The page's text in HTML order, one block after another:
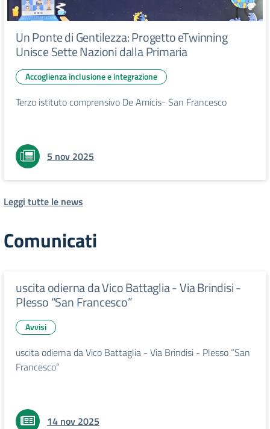
Un Ponte di Gentilezza: Progetto eTwinning
Unisce Sette Nazioni dalla Primaria
Accoglienza inclusione e integrazione
Terzo istituto comprensivo De Amicis- San Francesco
5 nov 2025
Leggi tutte le news
Comunicati
uscita odierna da Vico Battaglia - Via Brindisi -
Plesso “San Francesco”
Avvisi
uscita odierna da Vico Battaglia - Via Brindisi - Plesso “San
Francesco”
14 nov 2025